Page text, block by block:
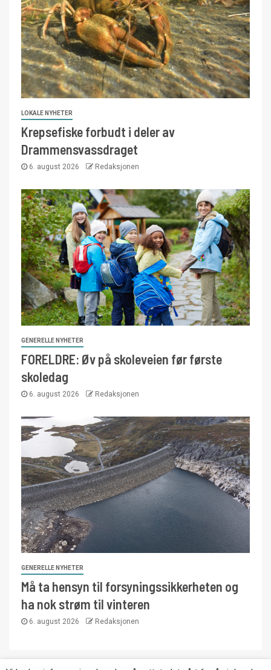
LOKALE NYHETER
Krepsefiske forbudt i deler av
Drammensvassdraget
6. august 2026 Redaksjonen
GENERELLE NYHETER
FORELDRE: Øv på skoleveien før første
skoledag
6. august 2026 Redaksjonen
GENERELLE NYHETER
Må ta hensyn til forsyningssikkerheten og
ha nok strøm til vinteren
6. august 2026 Redaksjonen